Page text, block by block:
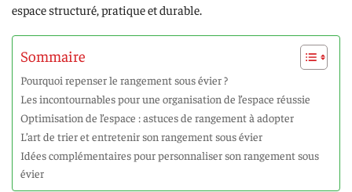
espace structuré, pratique et durable.
Sommaire
Pourquoi repenser le rangement sous évier ?
Les incontournables pour une organisation de l’espace réussie
Optimisation de l’espace : astuces de rangement à adopter
L’art de trier et entretenir son rangement sous évier
Idées complémentaires pour personnaliser son rangement sous
évier